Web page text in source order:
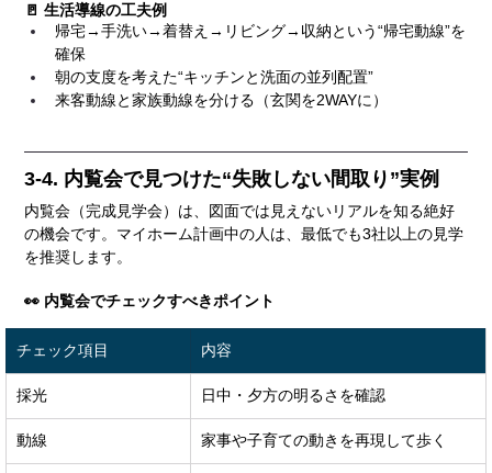
🚪 生活導線の工夫例
帰宅→手洗い→着替え→リビング→収納という“帰宅動線”を
確保
朝の支度を考えた“キッチンと洗面の並列配置”
来客動線と家族動線を分ける（玄関を2WAYに）
3-4. 内覧会で見つけた“失敗しない間取り”実例
内覧会（完成見学会）は、図面では見えないリアルを知る絶好
の機会です。マイホーム計画中の人は、最低でも3社以上の見学
を推奨します。
👀 内覧会でチェックすべきポイント
チェック項目 内容
採光 日中・夕方の明るさを確認
動線 家事や子育ての動きを再現して歩く